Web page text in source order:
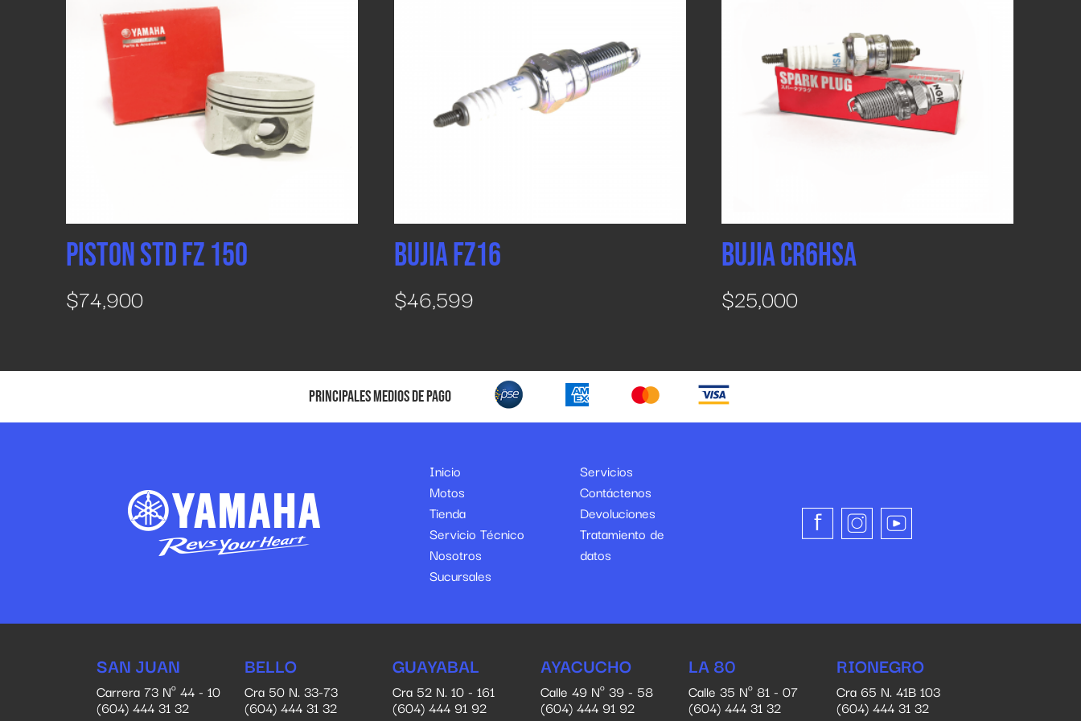
PISTON STD FZ 150
$74,900
BUJIA FZ16
$46,599
BUJIA CR6HSA
$25,000
Principales medios de pago
Inicio
Motos
Tienda
Servicio Técnico
Nosotros
Sucursales
Servicios
Contáctenos
Devoluciones
Tratamiento de
datos
SAN JUAN
Carrera 73 Nº 44 - 10
(604) 444 31 32
BELLO
Cra 50 N. 33-73
(604) 444 31 32
GUAYABAL
Cra 52 N. 10 - 161
(604) 444 91 92
AYACUCHO
Calle 49 Nº 39 - 58
(604) 444 91 92
LA 80
Calle 35 Nº 81 - 07
(604) 444 31 32
RIONEGRO
Cra 65 N. 41B 103
(604) 444 31 32